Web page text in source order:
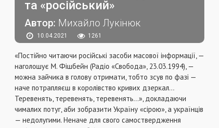
та «російський»
Автор: Михайло Лукінюк
10.04.2021 1261
«Постійно читаючи російські засоби масової інформації, —
наголошує М. Фішбейн (Радіо «Свобода», 23.03.1994), —
можна зайчика в голову отримати, тобто зсув по фазі —
наче потрапляєш в королівство кривих дзеркал...
Теревенять, теревенять, теревенять...», докладаючи
чималих потуг, аби зобразити Україну «сірою», а українців
— недолугими. Неначе для свого самоствердження